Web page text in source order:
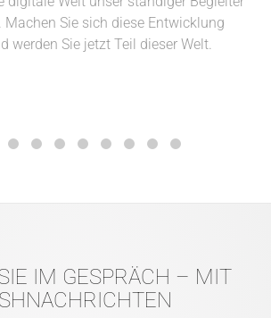
Machen Sie sich diese Entwicklung
werden Sie jetzt Teil dieser Welt.
IM GESPRÄCH – MIT